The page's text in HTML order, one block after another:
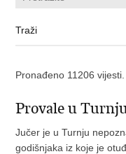
Pronađeno 11206 vijesti.
Provale u
Jučer je u Turnju
godišnjaka iz koje je